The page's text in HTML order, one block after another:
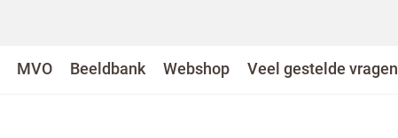
MVO Beeldbank Webshop Veel gestelde vragen